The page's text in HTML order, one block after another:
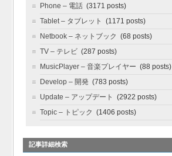
Phone – 電話 (3171 posts)
Tablet – タブレット
(1171 posts)
Netbook – ネットブック (68 posts)
TV – テレビ (287 posts)
MusicPlayer – 音楽プレイヤー (88 posts)
Develop – 開発 (783 posts)
Update – アップデート
(2922 posts)
Topic – トピック (1406 posts)
記事詳細検索